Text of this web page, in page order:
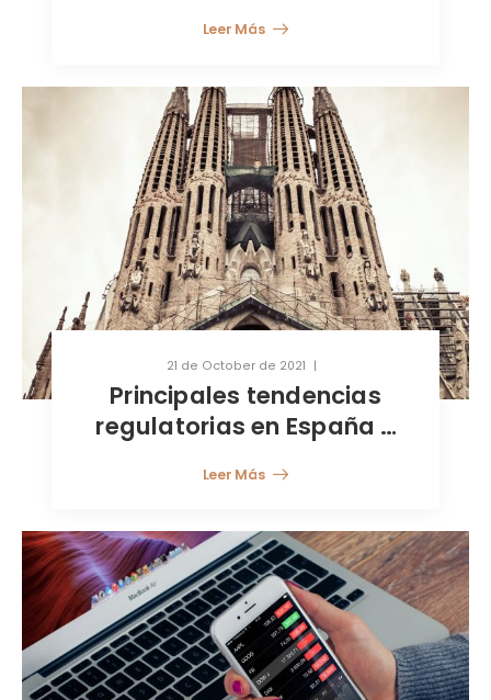
Leer Más
21 de October de 2021
Principales tendencias
regulatorias en España y
Leer Más